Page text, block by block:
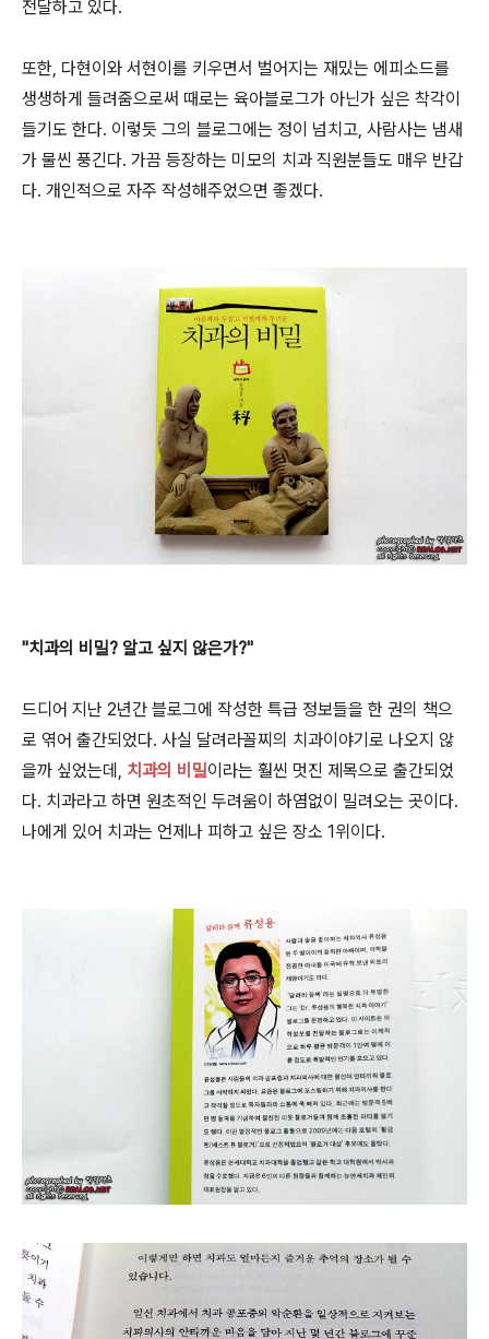
전달하고 있다.
또한, 다현이와 서현이를 키우면서 벌어지는 재밌는 에피소드를
생생하게 들려줌으로써 때로는 육아블로그가 아닌가 싶은 착각이
들기도 한다. 이렇듯 그의 블로그에는 정이 넘치고, 사람사는 냄새
가 물씬 풍긴다. 가끔 등장하는 미모의 치과 직원분들도 매우 반갑
다. 개인적으로 자주 작성해주었으면 좋겠다.
"치과의 비밀? 알고 싶지 않은가?"
드디어 지난 2년간 블로그에 작성한 특급 정보들을 한 권의 책으
로 엮어 출간되었다. 사실 달려라꼴찌의 치과이야기로 나오지 않
을까 싶었는데, 치과의 비밀이라는 훨씬 멋진 제목으로 출간되었
다. 치과라고 하면 원초적인 두려움이 하염없이 밀려오는 곳이다.
나에게 있어 치과는 언제나 피하고 싶은 장소 1위이다.